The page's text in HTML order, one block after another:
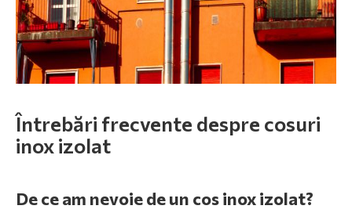
Întrebări frecvente despre cosuri
inox izolat
De ce am nevoie de un cos inox izolat?